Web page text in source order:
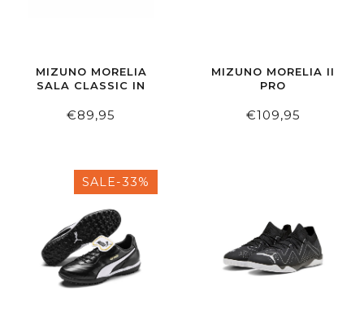
MIZUNO MORELIA
SALA CLASSIC IN
€89,95
MIZUNO MORELIA II
PRO
€109,95
SALE-33%